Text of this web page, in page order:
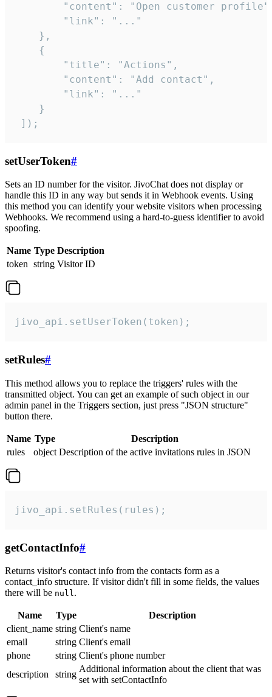
"content": "Open customer
        "link": "..."
    },
    {
        "title": "Actions",
        "content": "Add contact",
        "link": "..."
    }
]);
setUserToken#
Sets an ID number for the visitor. JivoChat does not display or
handle this ID in any way but sends it in Webhook events. Using
this method you can identify your website visitors when processing
Webhooks. We recommend using a hard-to-guess identifier to avoid
spoofing.
Name Type Description
token string Visitor ID
jivo_api.setUserToken(token);
setRules#
This method allows you to replace the triggers' rules with the
transmitted object. You can get an example of such object in our
admin panel in the Triggers section, just press "JSON structure"
button there.
Name Type
Description
rules
object Description of the active invitations rules in JSON
jivo_api.setRules(rules);
getContactInfo#
Returns visitor's contact info from the contacts form as a
contact_info structure. If visitor didn't fill in some fields, the values
there will be null.
Name Type
Description
client_name string Client's name
email
string Client's email
phone
string Client's phone number
description
string
Additional information about the client that was
set with setContactInfo